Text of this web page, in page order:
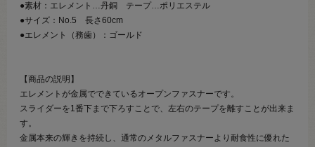
●素材：エレメント…丹銅 テープ…ポリエステル
●サイズ：No.5 長さ60cm
●エレメント（務歯）：ゴールド
【商品の説明】
エレメントが金属でできているオープンファスナーです。
スライダーを1番下まで下ろすことで、左右のテープを離すことが出来ま
す。
金属本来の輝きを持続し、通常のメタルファスナーより耐食性に優れた